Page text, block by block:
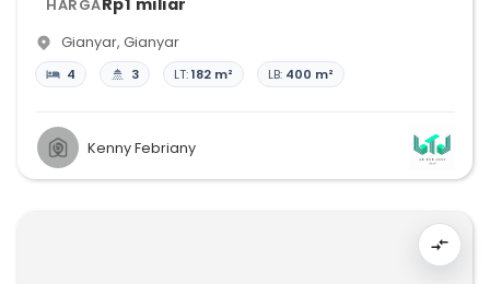
HARGARp1 miliar
Gianyar, Gianyar
4 3 LT:182 m² LB: 400 m²
Kenny Febriany